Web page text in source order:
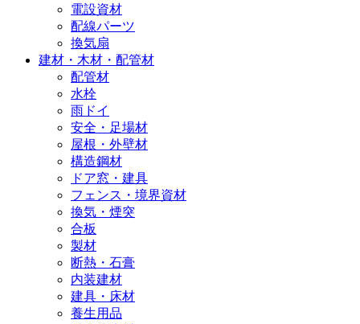
電設資材
配線パーツ
換気扇
建材・木材・配管材
配管材
水栓
雨ドイ
安全・足場材
屋根・外壁材
構造鋼材
ドア窓・建具
フェンス・境界資材
換気・煙突
合板
製材
断熱・石膏
内装建材
建具・床材
養生用品